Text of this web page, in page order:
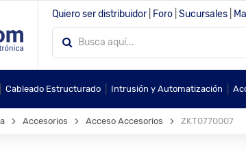
Quiero ser distribuidor Foro Sucursales
Cableado Estructurado Intrusión y Automatización
Accesorios Acceso Accesorios ZKT0770007